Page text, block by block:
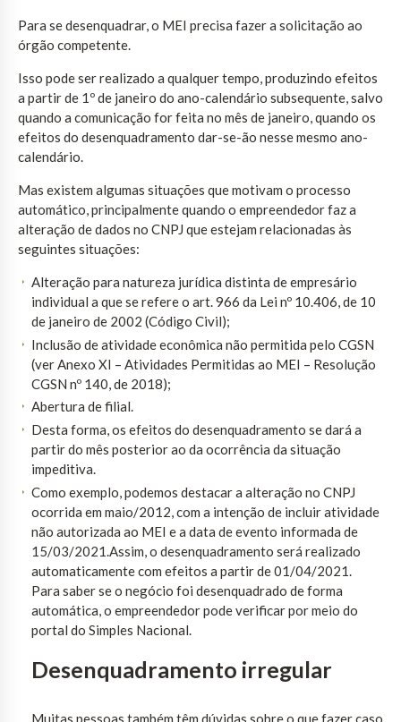
Para se desenquadrar, o MEI precisa fazer a solicitação ao
órgão competente.
Isso pode ser realizado a qualquer tempo, produzindo efeitos
a partir de 1º de janeiro do ano-calendário subsequente, salvo
quando a comunicação for feita no mês de janeiro, quando os
efeitos do desenquadramento dar-se-ão nesse mesmo ano-
calendário.
Mas existem algumas situações que motivam o processo
automático, principalmente quando o empreendedor faz a
alteração de dados no CNPJ que estejam relacionadas às
seguintes situações:
Alteração para natureza jurídica distinta de empresário
individual a que se refere o art. 966 da Lei nº 10.406, de 10
de janeiro de 2002 (Código Civil);
Inclusão de atividade econômica não permitida pelo CGSN
(ver Anexo XI – Atividades Permitidas ao MEI – Resolução
CGSN nº 140, de 2018);
Abertura de filial.
Desta forma, os efeitos do desenquadramento se dará a
partir do mês posterior ao da ocorrência da situação
impeditiva.
Como exemplo, podemos destacar a alteração no CNPJ
ocorrida em maio/2012, com a intenção de incluir atividade
não autorizada ao MEI e a data de evento informada de
15/03/2021.Assim, o desenquadramento será realizado
automaticamente com efeitos a partir de 01/04/2021.
Para saber se o negócio foi desenquadrado de forma
automática, o empreendedor pode verificar por meio do
portal do Simples Nacional.
Desenquadramento irregular
Muitas pessoas também têm dúvidas sobre o que fazer caso